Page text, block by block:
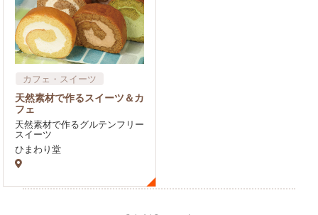
カフェ・スイーツ
天然素材で作るスイーツ＆カ
フェ
天然素材で作るグルテンフリー
スイーツ
ひまわり堂